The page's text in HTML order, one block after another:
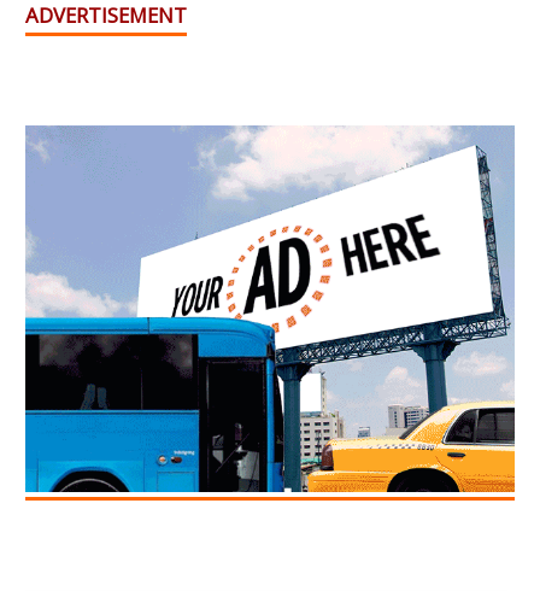
ADVERTISEMENT